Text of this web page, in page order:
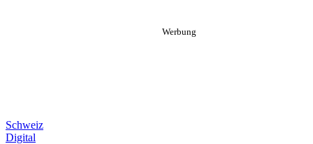
Schweiz
Digital